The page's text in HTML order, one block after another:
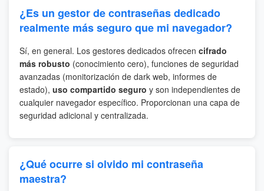
¿Es un gestor de contraseñas dedicado
realmente más seguro que mi navegador?
Sí, en general. Los gestores dedicados ofrecen cifrado
más robusto (conocimiento cero), funciones de seguridad
avanzadas (monitorización de dark web, informes de
estado), uso compartido seguro y son independientes de
cualquier navegador específico. Proporcionan una capa de
seguridad adicional y centralizada.
¿Qué ocurre si olvido mi contraseña
maestra?